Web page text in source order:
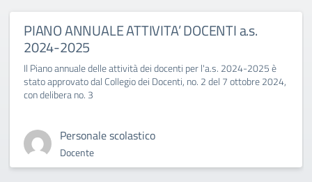
PIANO ANNUALE ATTIVITA’ DOCENTI a.s.
2024-2025
Il Piano annuale delle attività dei docenti per l'a.s. 2024-2025 è
stato approvato dal Collegio dei Docenti, no. 2 del 7 ottobre 2024,
con delibera no. 3
Personale scolastico
Docente